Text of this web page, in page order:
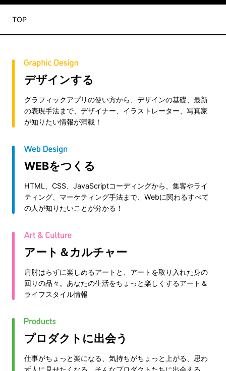
TOP
デザインする
グラフィックアプリの使い方から、デザインの基礎、最新
の表現手法まで、デザイナー、イラストレーター、写真家
が知りたい情報が満載！
WEBをつくる
HTML、CSS、JavaScriptコーディングから、集客やライ
ティング、マーケティング手法まで、Webに関わるすべて
の人が知りたいことが分かる！
アート＆カルチャー
肩肘はらずに楽しめるアートと、アートを取り入れた身の
回りの品々。あなたの生活をちょっと楽しくするアート＆
ライフスタイル情報
プロダクトに出会う
仕事がちょっと楽になる、気持ちがちょっと上がる、思わ
ず人に見せたくなる、そんなプロダクトたちに出会える